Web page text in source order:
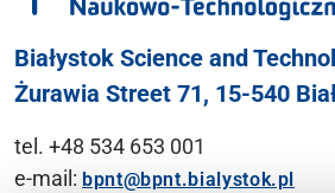
Białystok Science and
Żurawia Street 71, 15-540
tel. +48 534 653 001
e-mail: bpnt@bpnt.bialystok.pl